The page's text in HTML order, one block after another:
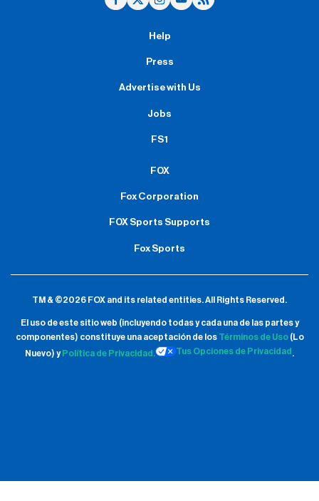
Help
Press
Advertise with Us
Jobs
FS1
FOX
Fox Corporation
FOX Sports Supports
Fox Sports
TM & ©2026 FOX and its related entities.All Rights Reserved.
El uso de este sitio web (incluyendo todas y cada una de las partes y
componentes) constituye una aceptación de los Términos de Uso(Lo
Nuevo) y Política de Privacidad. Tus Opciones de Privacidad .